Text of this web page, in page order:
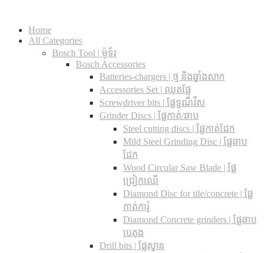
Home
All Categories
Bosch Tool | ម៉ូទ័រ
Bosch Accessories
Batteries-chargers | ថ្ម និងឆ្នាំងសាក
Accessories Set | ឈុតផ្លែ
Screwdriver bits | ផ្លែទួណឺវីស
Grinder Discs |​ ផ្លែកាត់/ឆាប
Steel cutting discs |​ ផ្លែកាត់ដែក
Mild Steel Grinding Disc | ផ្លែឆាប
ដែក
Wood Circular Saw Blade | ផ្លែ
ជ្រៀកឈើ
Diamond Disc for tile/concrete​ | ផ្លែ
កាត់ការ៉ូ
Diamond Concrete grinders | ផ្លែឆាប
បេតុង
Drill bits |​ ផ្លែស្វាន